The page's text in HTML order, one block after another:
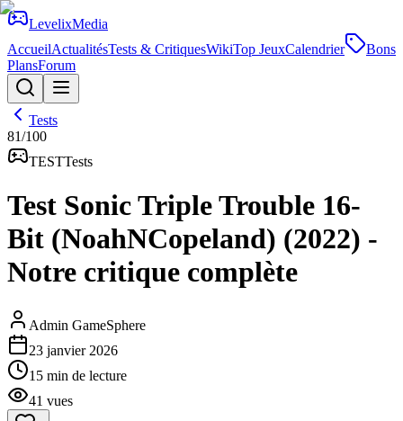
LevelixMedia
AccueilActualitésTests & CritiquesWikiTop JeuxCalendrier
Bons
PlansForum
Tests
81/100
TESTTests
Test Sonic Triple Trouble 16-
Bit (NoahNCopeland) (2022) -
Notre critique complète
Admin GameSphere
23 janvier 2026
15 min de lecture
41 vues